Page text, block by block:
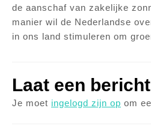
de aanschaf van zakelijke
manier wil de Nederlandse
in ons land stimuleren om
Laat een
Je moet ingelogd zijn op om